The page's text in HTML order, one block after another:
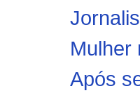
Mulher
Após